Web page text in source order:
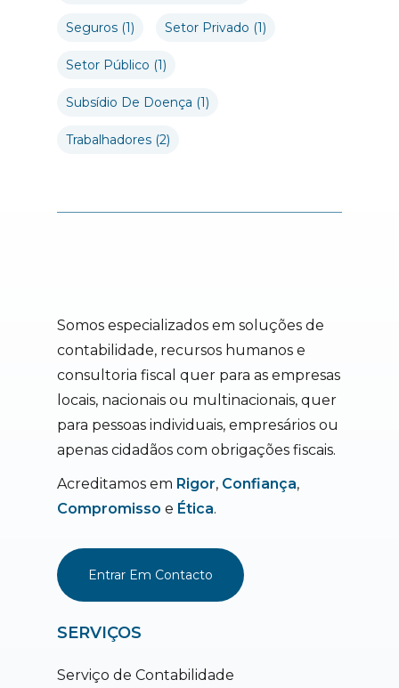
Seguros (1) Setor Privado (1)
Setor Público (1)
Subsídio De Doença (1)
Trabalhadores (2)
Somos especializados em soluções de
contabilidade, recursos humanos e
consultoria fiscal quer para as empresas
locais, nacionais ou multinacionais, quer
para pessoas individuais, empresários ou
apenas cidadãos com obrigações fiscais.
Acreditamos em Rigor, Confiança,
Compromisso e Ética.
Entrar Em Contacto
SERVIÇOS
Serviço de Contabilidade